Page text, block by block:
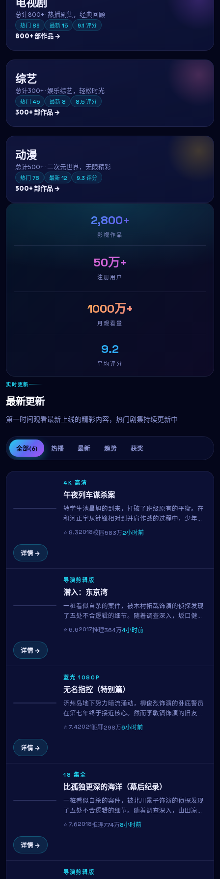
总计800+·热播剧集，经典回顾
热门 89 最新 15 9.1 评分
800+部作品 →
综艺
总计300+·娱乐综艺，轻松时光
热门 45 最新 8 8.5 评分
300+部作品 →
动漫
总计500+· 二次元世界，无限精彩
热门 78 最新 12 9.3 评分
500+部作品 →
2,800+
影视作品
50万+
注册用户
1000万+
月观看量
9.2
平均评分
实时更新
最新更新
第一时间观看最新上线的精彩内容，热门剧集持续更新中
全部(6) 热播 最新 趋势 获奖
4K 高清
午夜列车谋杀案
转学生池昌旭的到来，打破了班级原有的平衡。在
和河正宇从针锋相对到并肩作战的过程中，少年少
女们逐渐明白：友谊、暗恋与梦想，是青春里最闪
光的三件事。延尚昊用清新明亮的镜头还原校园的
⭐ 8.32018校园583万2小时前
详情 →
导演剪辑版
潜入：东京湾
一桩看似自杀的案件，被木村拓哉饰演的侦探发现
了五处不合逻辑的细节。随着调查深入，坂口健太
郎所代表的当事人方逐渐成为唯一指向。这是一场
关于动机与人性的智力博弈，全片每一个镜头都暗
⭐6.62017推理364万4小时前
详情 →
蓝光 1080P
无名指控（特别篇）
济州岛地下势力暗流涌动，柳俊烈饰演的卧底警员
在第七年终于接近核心。然而李敏镐饰演的旧友身
份突变，让他陷入忠诚与生存的两难。金基德的招
牌长镜头与冷暖对比色调，在本片中再次令人窒
⭐7.42021犯罪298万6小时前
详情 →
18 集全
比孤独更深的海洋（幕后纪录）
一桩看似自杀的案件，被北川景子饰演的侦探发现
了五处不合逻辑的细节。随着调查深入，山田凉介
所代表的当事人方逐渐成为唯一指向。这是一场关
于动机与人性的智力博弈，全片每一个镜头都暗藏
⭐7.62018推理774万8小时前
详情 →
导演剪辑版